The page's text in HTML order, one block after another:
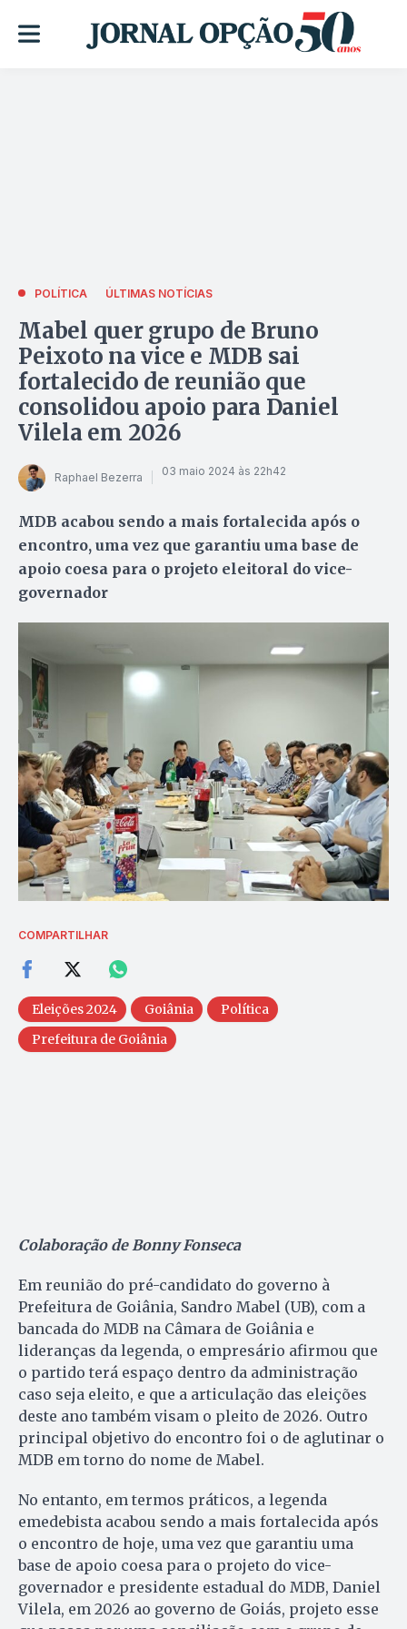
POLÍTICA ÚLTIMAS NOTÍCIAS
Mabel quer grupo de Bruno
Peixoto na vice e MDB sai
fortalecido de reunião que
consolidou apoio para Daniel
Vilela em 2026
Raphael Bezerra 03 maio 2024 às 22h42
MDB acabou sendo a mais fortalecida após o
encontro, uma vez que garantiu uma base de
apoio coesa para o projeto eleitoral do vice-
governador
COMPARTILHAR
Eleições 2024 Goiânia
Política
Prefeitura de Goiânia
Colaboração de Bonny Fonseca
Em reunião do pré-candidato do governo à
Prefeitura de Goiânia, Sandro Mabel (UB), com a
bancada do MDB na Câmara de Goiânia e
lideranças da legenda, o empresário afirmou que
o partido terá espaço dentro da administração
caso seja eleito, e que a articulação das eleições
deste ano também visam o pleito de 2026. Outro
principal objetivo do encontro foi o de aglutinar o
MDB em torno do nome de Mabel.
No entanto, em termos práticos, a legenda
emedebista acabou sendo a mais fortalecida após
o encontro de hoje, uma vez que garantiu uma
base de apoio coesa para o projeto do vice-
governador e presidente estadual do MDB, Daniel
Vilela, em 2026 ao governo de Goiás, projeto esse